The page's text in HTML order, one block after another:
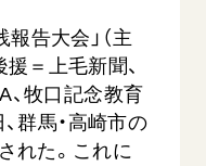
すべて見る
告大会」（主
＝上毛新聞、
牧口記念教育
群馬・高崎市の
れた。これに